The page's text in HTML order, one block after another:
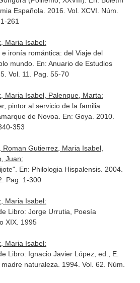
Española . 2016. Vol. XCVI. Núm.
261
Maria Isabel:
ironía romántica: del Viaje del
mundo. En: Anuario de Estudios
Vol. 11. Pag. 55-70
Maria Isabel, Palenque, Marta:
pintor al servicio de la familia
de Novoa. En: Goya . 2010.
353
Roman Gutierrez, Maria Isabel,
Juan:
En: Philologia Hispalensis. 2004.
Pag. 1-300
Maria Isabel:
Libro: Jorge Urrutia, Poesía
XIX. 1995
Maria Isabel:
Libro: Ignacio Javier López, ed., E.
naturaleza. 1994. Vol. 62. Núm.